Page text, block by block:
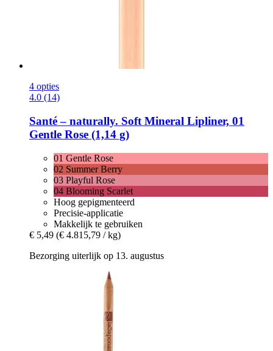
4 opties
4.0 (14)
Santé – naturally. Soft Mineral Lipliner, 01
Gentle Rose (1,14 g)
01 Gentle Rose
02 Summer Berry
03 Playful Rose
04 Blooming Scarlet
Hoog gepigmenteerd
Precisie-applicatie
Makkelijk te gebruiken
€ 5,49 (€ 4.815,79 / kg)
Bezorging uiterlijk op 13. augustus